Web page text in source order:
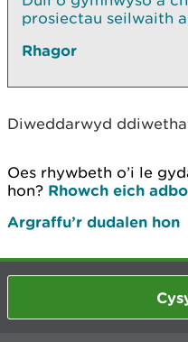
prosiectau seilwaith
Rhagor
Diweddarwyd
Oes rhywbeth o’i le
hon? Rhowch eich
Argraffu’r dudalen hon